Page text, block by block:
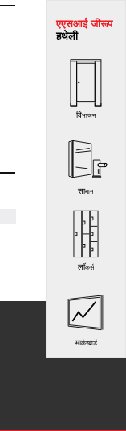
एएसआई जीरूप
हथेली
विभाजन
सामान
लॉकर्स
मार्करबोर्ड